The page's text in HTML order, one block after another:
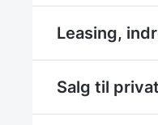
Leasing,
Salg til